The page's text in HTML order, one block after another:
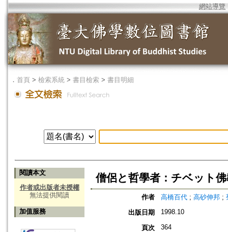
網站導覽
． 首頁 > 檢索系統 > 書目檢索 > 書目明細
閱讀本文
作者或出版者未授權
無法提供閱讀
加值服務
僧侶と哲學者：チベット
作者 高橋百代 ; 高砂伸邦 ;
出版日期
1998.10
頁次 364